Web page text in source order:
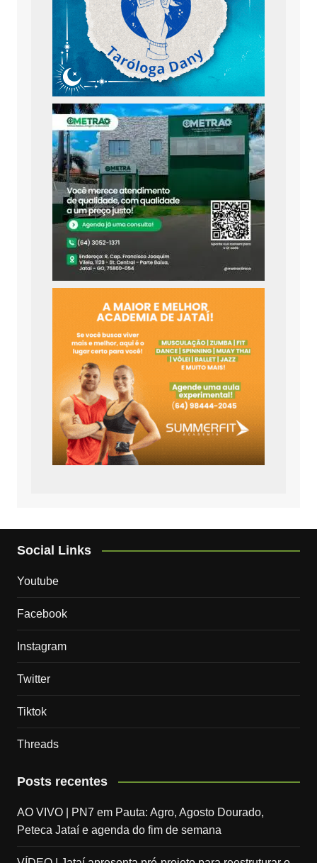
Social Links
Youtube
Facebook
Instagram
Twitter
Tiktok
Threads
Posts recentes
AO VIVO | PN7 em Pauta: Agro, Agosto Dourado,
Peteca Jataí e agenda do fim de semana